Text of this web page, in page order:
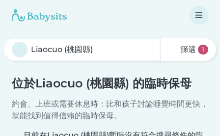
篩選 1
位於Liaocuo (桃園縣) 的臨時保母
約會、上班或需要休息時：比和孩子討論睡覺時間更快，
就能找到值得信賴的臨時保母。